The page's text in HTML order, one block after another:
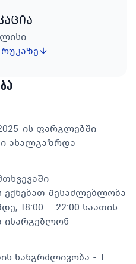
ის ფარგლებში
ახალგაზრდა
შესაძლებლობა
18:00 – 22:00 საათის
ხანგრძლივობა - 1